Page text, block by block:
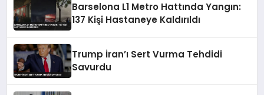
Barselona L1 Metro Hattında Yangın:
137 Kişi Hastaneye Kaldırıldı
Trump İran’ı Sert Vurma Tehdidi
Savurdu